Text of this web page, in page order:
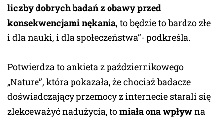
liczby dobrych badań z obawy przed
konsekwencjami nękania, to będzie to bardzo złe
i dla nauki, i dla społeczeństwa”- podkreśla.
Potwierdza to ankieta z październikowego
„Nature”, która pokazała, że chociaż badacze
doświadczający przemocy z internecie starali się
zlekceważyć nadużycia, tomiała ona wpływna